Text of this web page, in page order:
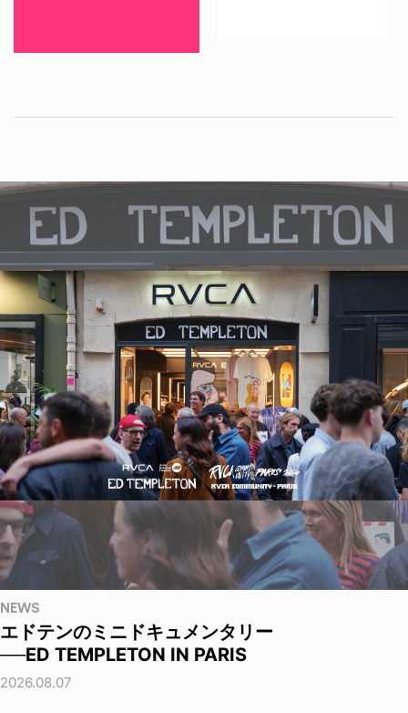
NEWS
エドテンのミニドキュメンタリー
──ED TEMPLETON IN PARIS
2026.08.07